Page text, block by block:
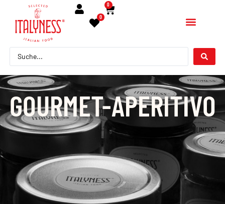
0
0
GOURMET-APERITIVO